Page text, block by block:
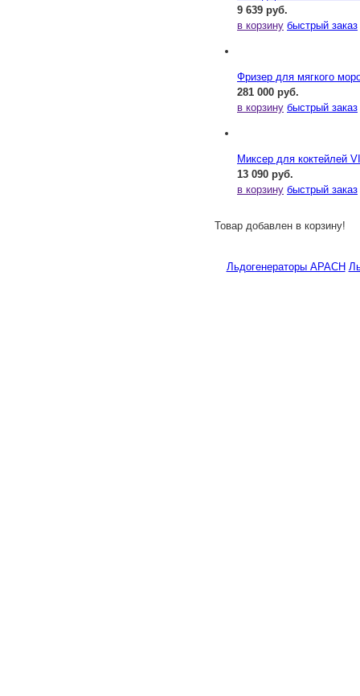
9 639 руб.
в корзину быстрый заказ
Фризер для мягкого
281 000 руб.
в корзину быстрый заказ
Миксер для коктейлей
13 090 руб.
в корзину быстрый заказ
Товар добавлен в корзину!
Льдогенераторы APACH